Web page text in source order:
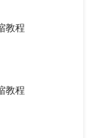
教程
教程